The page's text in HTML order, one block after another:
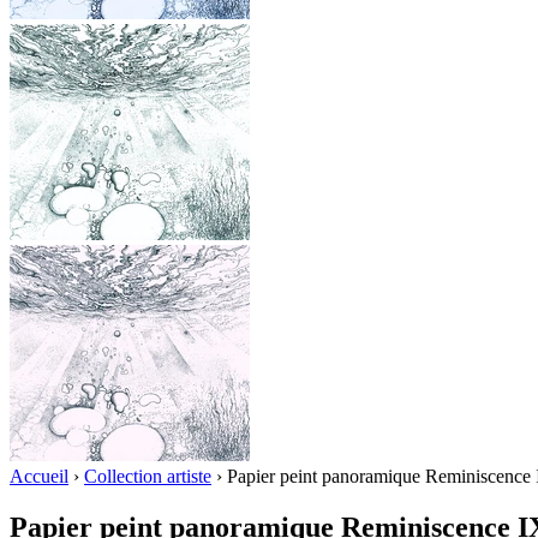
Accueil › Collection artiste › Papier peint panoramique
Papier peint panoramique Reminiscence